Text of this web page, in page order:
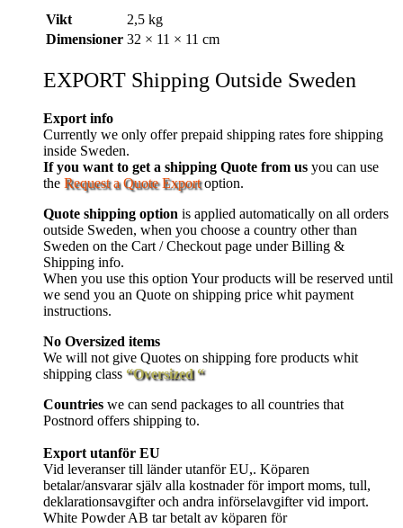
Vikt
2,5 kg
Dimensioner 32 × 11 × 11 cm
EXPORT Shipping Outside Sweden
Export info
Currently we only offer prepaid shipping rates fore shipping
inside Sweden.
If you want to get a shipping Quote from us you can use
the Request a Quote Exportoption.
Quote shipping option is applied automatically on all orders
outside Sweden, when you choose a country other than
Sweden on the Cart / Checkout page under Billing &
Shipping info.
When you use this option Your products will be reserved until
we send you an Quote on shipping price whit payment
instructions.
No Oversized items
We will not give Quotes on shipping fore products whit
shipping class “Oversized “
Countries we can send packages to all countries that
Postnord offers shipping to.
Export utanför EU
Vid leveranser till länder utanför EU,. Köparen
betalar/ansvarar själv alla kostnader för import moms, tull,
deklarationsavgifter och andra införselavgifter vid import.
White Powder AB tar betalt av köparen för